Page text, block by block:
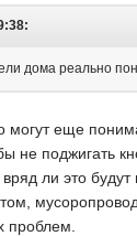
дома реально
могут еще
не поджигать
ли это
проблем.